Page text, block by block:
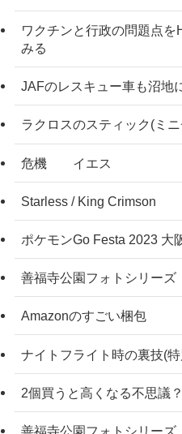
ワクチンと行政の問題点
みる
JAFのレスキュー車も沼地
ラクロスのスティック(ミ
危機 イエス
Starless / King Crimson
ポケモンGo Festa 2023 大
善福寺公園フォトシリー
Amazonのすごい梱包
ナイトフライト時の裏技(
2個買うと高くなる不思議？
善福寺公園フォトシリー